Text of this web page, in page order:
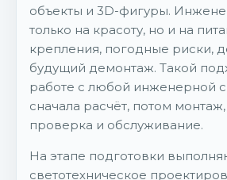
объекты и 3D-фигуры.
только на красоту, но и на
крепления, погодные риски,
будущий демонтаж. Такой
работе с любой инженерной
сначала расчёт, потом
проверка и обслуживание.
На этапе подготовки
светотехническое